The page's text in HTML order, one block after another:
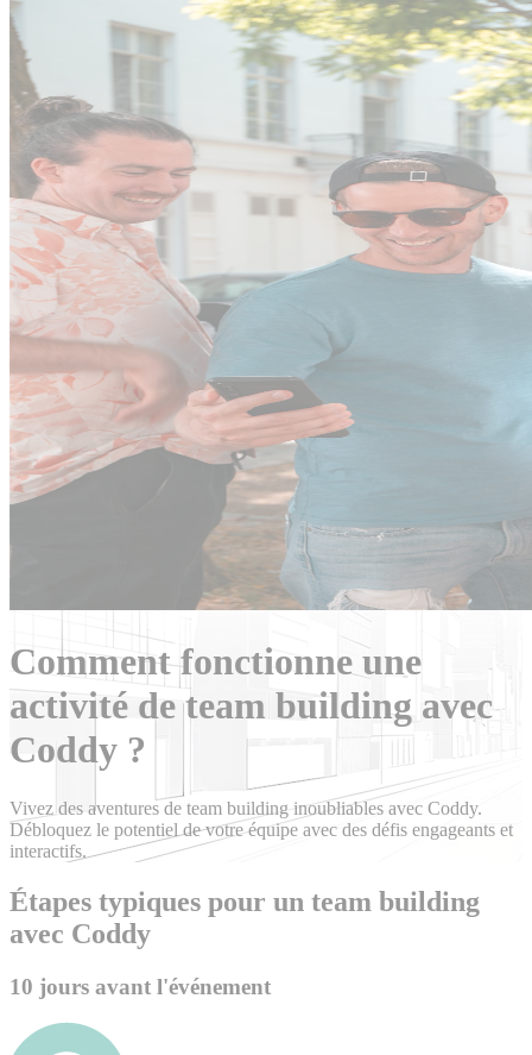
Comment fonctionne une
activité de team building avec
Coddy ?
Vivez des aventures de team building inoubliables avec Coddy.
Débloquez le potentiel de votre équipe avec des défis engageants et
interactifs.
Étapes typiques pour un team building
avec Coddy
10 jours avant l'événement